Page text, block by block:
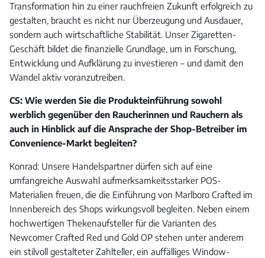
Transformation hin zu einer rauchfreien Zukunft erfolgreich zu
gestalten, braucht es nicht nur Überzeugung und Ausdauer,
sondern auch wirtschaftliche Stabilität. Unser Zigaretten-
Geschäft bildet die finanzielle Grundlage, um in Forschung,
Entwicklung und Aufklärung zu investieren – und damit den
Wandel aktiv voranzutreiben.
CS: Wie werden Sie die Produkteinführung sowohl
werblich gegenüber den Raucherinnen und Rauchern als
auch in Hinblick auf die Ansprache der Shop-Betreiber im
Convenience-Markt begleiten?
Konrad: Unsere Handelspartner dürfen sich auf eine
umfangreiche Auswahl aufmerksamkeitsstarker POS-
Materialien freuen, die die Einführung von Marlboro Crafted im
Innenbereich des Shops wirkungsvoll begleiten. Neben einem
hochwertigen Thekenaufsteller für die Varianten des
Newcomer Crafted Red und Gold OP stehen unter anderem
ein stilvoll gestalteter Zahlteller, ein auffälliges Window-